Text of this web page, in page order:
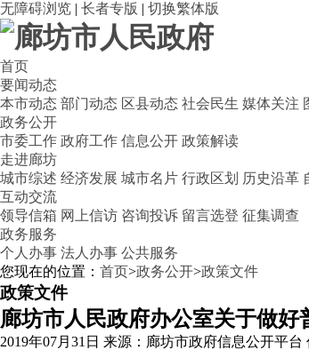
无障碍浏览 | 长者专版 | 切换繁体版
首页
要闻动态
本市动态 部门动态 区县动态 社会民生 媒体关注
政务公开
市委工作 政府工作 信息公开 政策解读
走进廊坊
城市综述 经济发展 城市名片 行政区划 历史沿革
互动交流
领导信箱 网上信访 咨询投诉 留言选登 征集调查
政务服务
个人办事 法人办事 公共服务
您现在的位置： 首页>政务公开>政策文件
政策文件
廊坊市人民政府办公室关于做
2019年07月31日 来源：廊坊市政府信息公开平台